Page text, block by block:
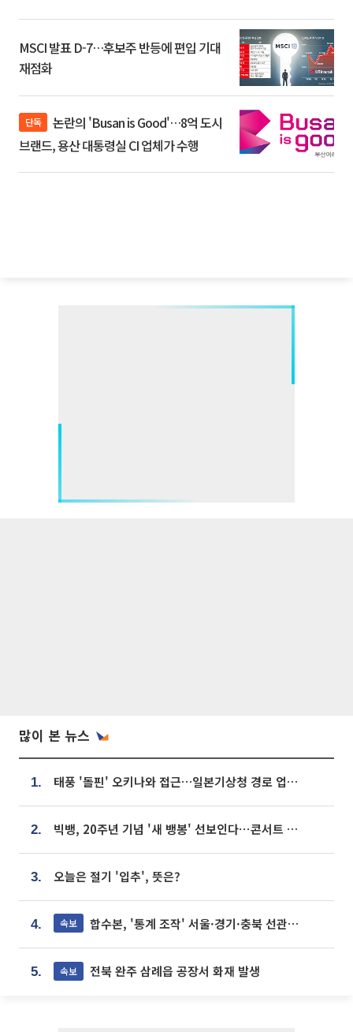
MSCI 발표 D-7…후보주 반등에 편입 기대
재점화
단독
브랜드, 용산 대통령실 CI 업체가 수행
많이 본 뉴스
1. 태풍 '돌핀' 오키나와 접근…일본기상청 경로 업데이트
2. 빅뱅, 20주년 기념 '새 뱅봉' 선보인다⋯콘서트 앞두고 팝업 개최
3. 오늘은 절기 '입추', 뜻은?
4. 속보 합수본, '통계 조작' 서울·경기·충북 선관위 등 추가 압수수색
5. 속보 전북 완주 삼례읍 공장서 화재 발생